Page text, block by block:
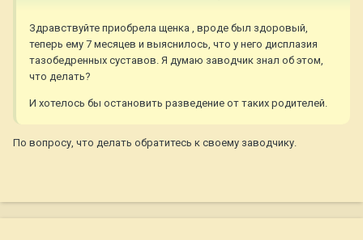
Здравствуйте приобрела щенка , вроде был здоровый,
теперь ему 7 месяцев и выяснилось, что у него дисплазия
тазобедренных суставов. Я думаю заводчик знал об этом,
что делать?
И хотелось бы остановить разведение от таких родителей.
По вопросу, что делать обратитесь к своему заводчику.